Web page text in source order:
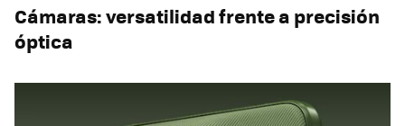
Cámaras: versatilidad frente a precisión
óptica